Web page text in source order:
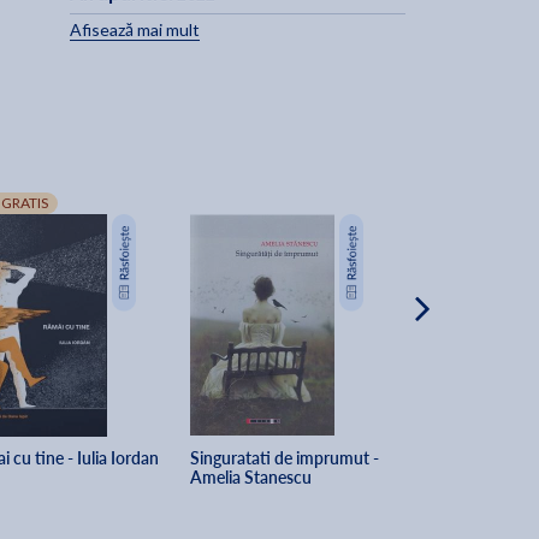
Afisează mai mult
cu tine - Iulia Iordan
Singuratati de imprumut -
Amelia Stanescu